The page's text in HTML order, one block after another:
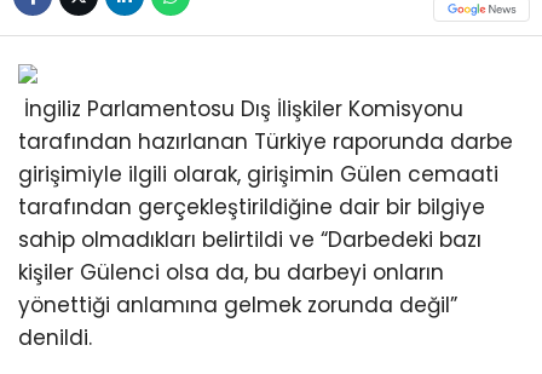
İngiliz Parlamentosu Dış İlişkiler Komisyonu
tarafından hazırlanan Türkiye raporunda darbe
girişimiyle ilgili olarak, girişimin Gülen cemaati
tarafından gerçekleştirildiğine dair bir bilgiye
sahip olmadıkları belirtildi ve “Darbedeki bazı
kişiler Gülenci olsa da, bu darbeyi onların
yönettiği anlamına gelmek zorunda değil”
denildi.